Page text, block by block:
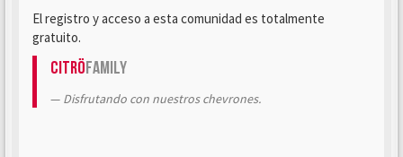
El registro y acceso a esta comunidad es totalmente
gratuito.
CitröFamily
Disfrutando con nuestros chevrones.